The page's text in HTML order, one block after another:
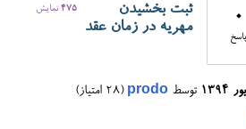
0
پاسخ
475 نمایش
ثبت بخشیدن
مهریه در زمان عقد
توسط prodo
(
28 امتیاز)